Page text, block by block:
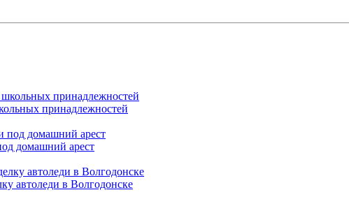
принадлежностей
домашний арест
автоледи в Волгодонске